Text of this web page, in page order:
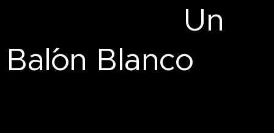
Un
Bal´´on Blanco